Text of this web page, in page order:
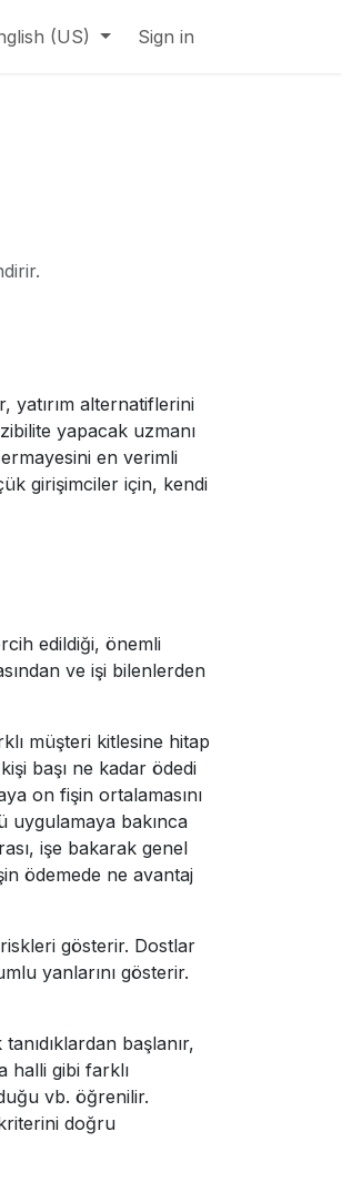
(US) Sign in
yatırım alternatiflerini
yapacak uzmanı
en verimli
girişimciler için, kendi
edildiği, önemli
ve işi bilenlerden
müşteri kitlesine hitap
başı ne kadar ödedi
on fişin ortalamasını
uygulamaya bakınca
işe bakarak genel
ödemede ne avantaj
gösterir. Dostlar
yanlarını gösterir.
başlanır,
halli gibi farklı
vb. öğrenilir.
doğru